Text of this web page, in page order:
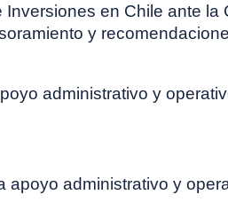
en Chile ante la
y
administrativo y
administrativo y